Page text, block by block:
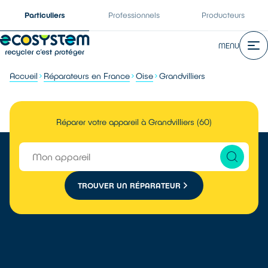
Particuliers Professionnels Producteurs
MENU
Accueil Réparateurs en France Oise Grandvilliers
Réparer votre appareil à Grandvilliers (60)
TROUVER UN RÉPARATEUR